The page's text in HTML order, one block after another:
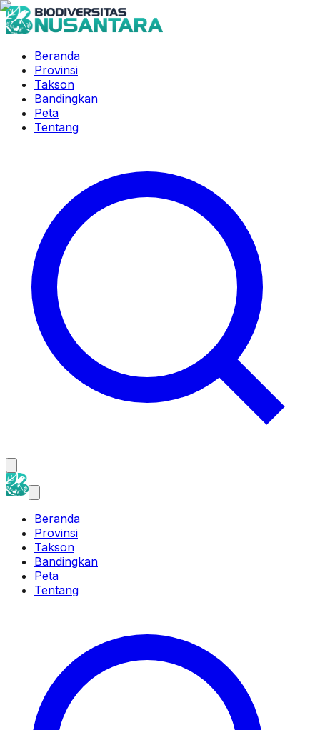
Beranda
Provinsi
Takson
Bandingkan
Peta
Tentang
Beranda
Provinsi
Takson
Bandingkan
Peta
Tentang